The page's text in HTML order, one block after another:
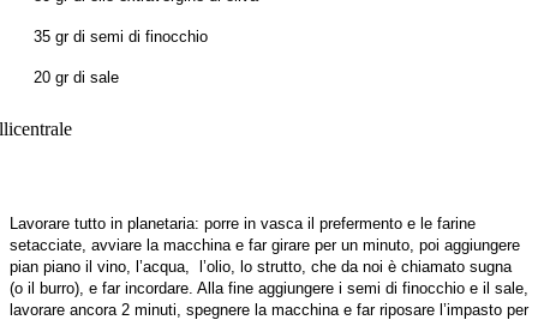
gr di semi di finocchio
gr di sale
Lavorare tutto in planetaria: porre in vasca il prefermento e le farine
setacciate, avviare la macchina e far girare per un minuto, poi aggiungere
pian piano il vino, l’acqua, l’olio, lo strutto, che da noi è chiamato sugna
(o il burro), e far incordare. Alla fine aggiungere i semi di finocchio e il sale,
lavorare ancora 2 minuti, spegnere la macchina e far riposare l’impasto per